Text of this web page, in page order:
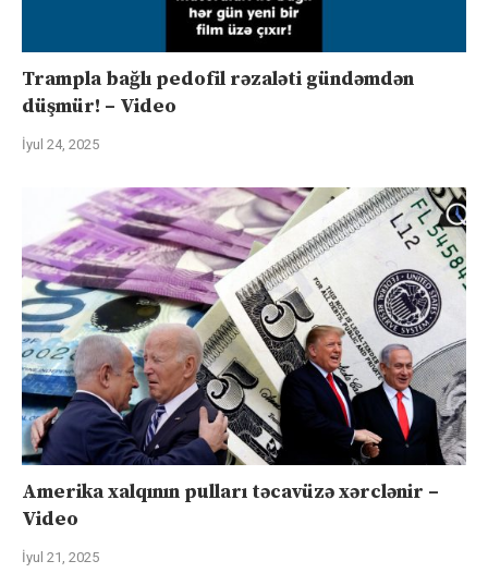
Trampla bağlı pedofil rəzaləti gündəmdən
düşmür! – Video
İyul 24, 2025
Amerika xalqının pulları təcavüzə xərclənir –
Video
İyul 21, 2025